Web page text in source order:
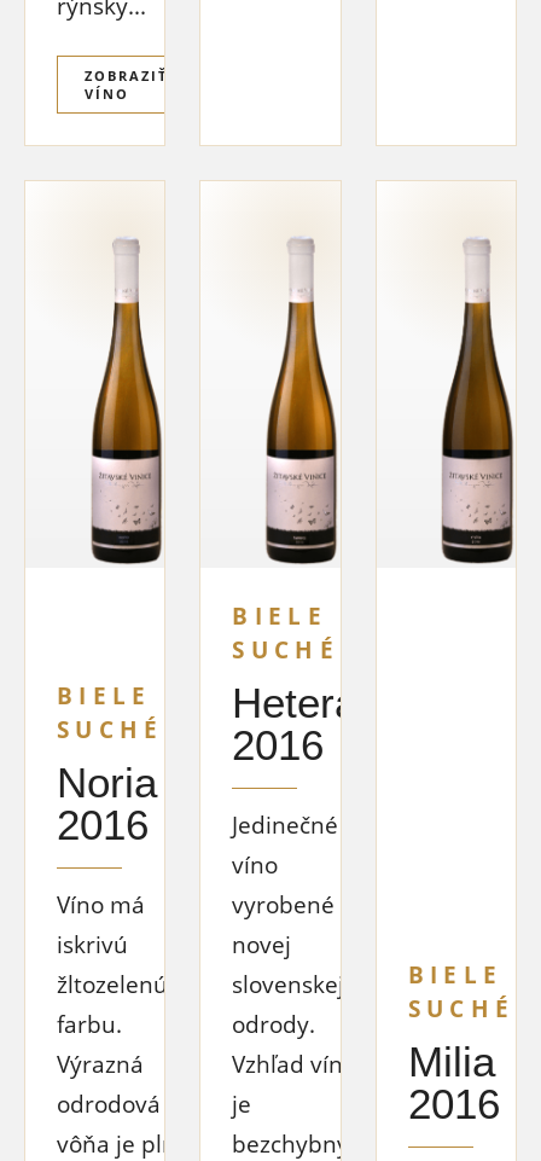
ZOBRAZIŤ
VÍNO
BIELE
SUCHÉ
Noria
2016
Víno má
iskrivú
žltozelenú
farbu.
Výrazná
odrodová
vôňa je plná
BIELE
SUCHÉ
Hetera
2016
Jedinečné
víno
vyrobené z
novej
slovenskej
odrody.
Vzhľad vína
je
bezchybný,
BIELE
SUCHÉ
Milia
2016